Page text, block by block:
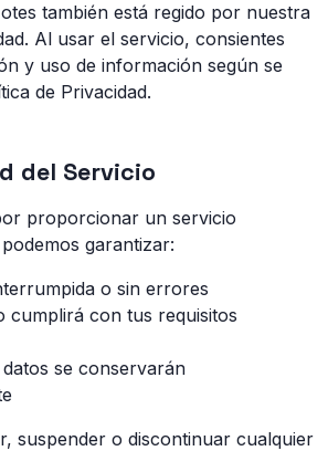
también está regido por nuestra
Al usar el servicio, consientes
y uso de información según se
de Privacidad.
del Servicio
proporcionar un servicio
garantizar:
o sin errores
cumplirá con tus requisitos
se conservarán
suspender o discontinuar cualquier